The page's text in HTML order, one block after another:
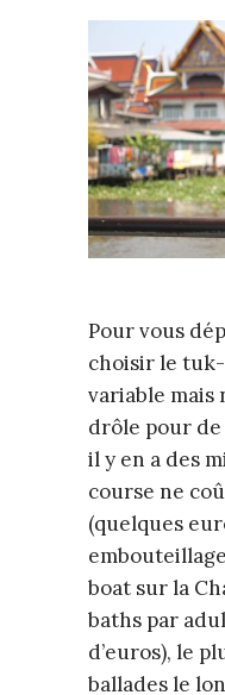
Pour vous
choisir le
variable mais
drôle pour
il y en a des
course ne
(quelques
boat sur la
baths par
d’euros), le
ballades le